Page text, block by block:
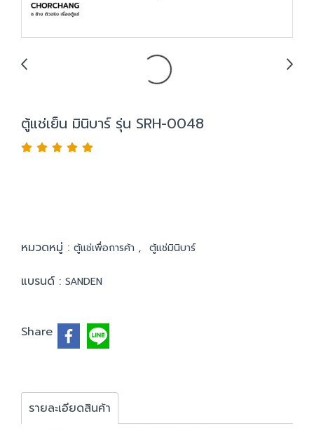
ตู้แช่เย็น มินิบาร์ รุ่น SRH-0048
หมวดหมู่ : ตู้แช่เพื่อการค้า , ตู้แช่มินิบาร์
แบรนด์ : SANDEN
Share
รายละเอียดสินค้า